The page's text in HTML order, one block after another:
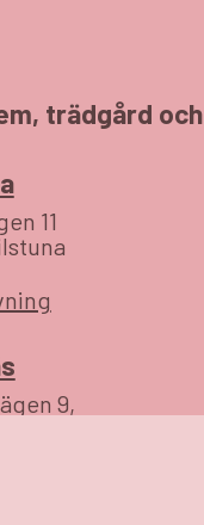
trädgård och
11
9,